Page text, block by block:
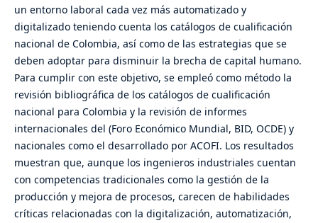
un entorno laboral cada vez más automatizado y
digitalizado teniendo cuenta los catálogos de cualificación
nacional de Colombia, así como de las estrategias que se
deben adoptar para disminuir la brecha de capital humano.
Para cumplir con este objetivo, se empleó como método la
revisión bibliográfica de los catálogos de cualificación
nacional para Colombia y la revisión de informes
internacionales del (Foro Económico Mundial, BID, OCDE) y
nacionales como el desarrollado por ACOFI. Los resultados
muestran que, aunque los ingenieros industriales cuentan
con competencias tradicionales como la gestión de la
producción y mejora de procesos, carecen de habilidades
críticas relacionadas con la digitalización, automatización,